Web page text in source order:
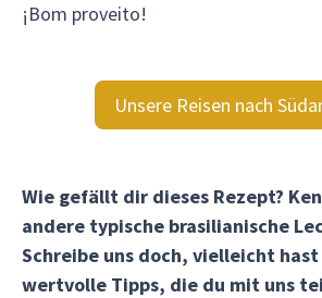
¡Bom proveito!
Unsere Reisen nach
Wie gefällt dir dieses Rezept?
andere typische brasilianische
Schreibe uns doch, vielleicht hast
wertvolle Tipps, die du mit uns